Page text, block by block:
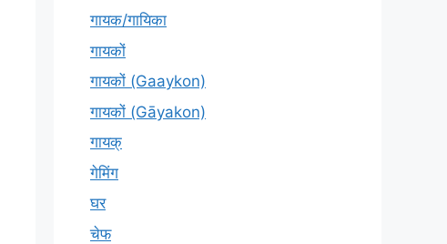
गायक/गायिका
गायकों
गायकों (Gaaykon)
गायकों (Gāyakon)
गायक्
गेमिंग
घर
चेफ